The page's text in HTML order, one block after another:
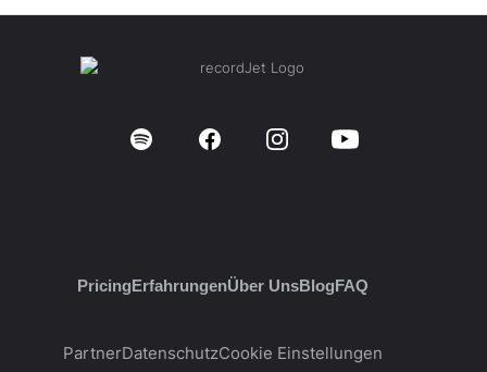
PricingErfahrungenÜber UnsBlogFAQ
PartnerDatenschutzCookie Einstellungen